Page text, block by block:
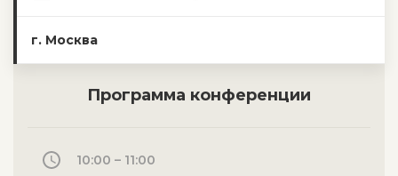
г. Москва
Программа конференции
10:00 – 11:00